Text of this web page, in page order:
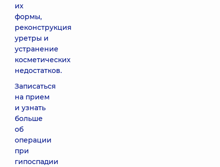
их
формы,
реконструкция
уретры и
устранение
косметических
недостатков.
Записаться
на прием
и узнать
больше
об
операции
при
гипоспадии